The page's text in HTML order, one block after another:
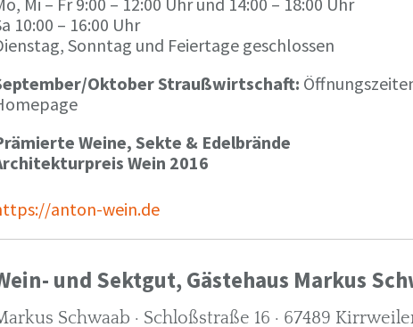
10:00 – 16:00 Uhr
Sonntag und Feiertage geschlossen
Oktober Straußwirtschaft:
Weine, Sekte & Edelbrände
Wein 2016
anton-wein.de
und Sektgut, Gästehaus Markus
Schwaab · Schloßstraße 16 · 67489